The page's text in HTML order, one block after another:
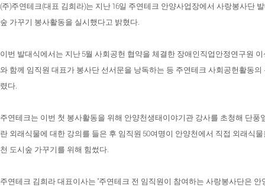
(주)주연테크(대표 김희라)는 지난 16일 주연테크 안양사업장에서 사랑봉사단
숲 가꾸기 봉사활동을 실시했다고 밝혔다.
이번 발대식에서는 지난 5월 사회공헌 협약을 체결한 장애인직업안정연구원
와 함께 임직원 대표가 봉사단 선서문을 낭독하는 등 주연테크 사회공헌활동의
렸다.
주연테크는 이번 첫 봉사활동을 위해 안양천생태이야기관 강사를 초청해 단풍
란 외래식물에 대한 강의를 들은 후 임직원 50여명이 안양천에서 직접 외래식
천 도시숲 가꾸기를 위해 힘썼다.
주연테크 김희라 대표이사는 "주연테크 전 임직원이 참여하는 사랑봉사단은 안